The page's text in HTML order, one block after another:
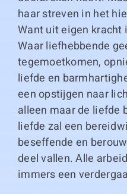
haar streven in het
Want uit eigen
Waar liefhebbende
tegemoetkomen,
liefde en
een opstijgen naar
alleen maar de liefde
liefde zal een
beseffende en
deel vallen. Alle
immers een